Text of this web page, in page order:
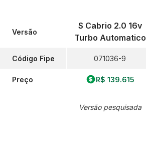
Versão
Código Fipe
Preço
S Cabrio 2.0 16v
Turbo Automatico
071036-9
R$ 139.615
Versão pesquisada